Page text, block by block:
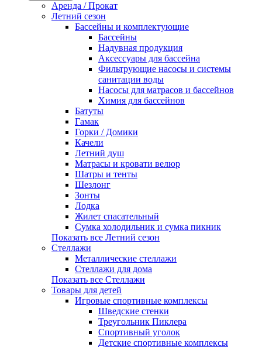
Аренда / Прокат
Летний сезон
Бассейны и комплектующие
Бассейны
Надувная продукция
Аксессуары для бассейна
Фильтрующие насосы и системы
санитации воды
Насосы для матрасов и бассейнов
Химия для бассейнов
Батуты
Гамак
Горки / Домики
Качели
Летний душ
Матрасы и кровати велюр
Шатры и тенты
Шезлонг
Зонты
Лодка
Жилет спасательный
Сумка холодильник и сумка пикник
Показать все Летний сезон
Стеллажи
Металлические стеллажи
Стеллажи для дома
Показать все Стеллажи
Товары для детей
Игровые спортивные комплексы
Шведские стенки
Треугольник Пиклера
Спортивный уголок
Детские спортивные комплексы